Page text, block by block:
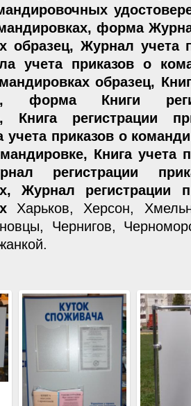
форма
образец, Журнал учета
учета приказов о
образец,
форма Книги
Книга регистрации
учета приказов о
Книга учета
регистрации
Журнал регистрации
Харьков, Херсон,
Чернигов,